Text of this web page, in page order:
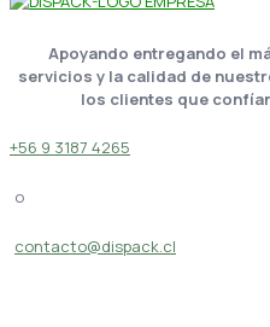
Apoyando entregando el
servicios y la calidad de
los clientes que
+56 9 3187 4265
o
contacto@dispack.cl